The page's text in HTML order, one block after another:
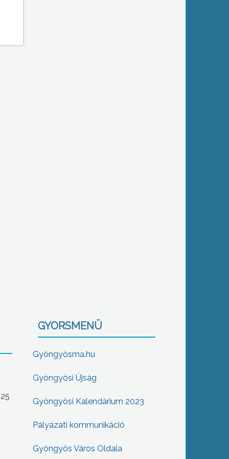
GYORSMENÜ
Gyöngyösma.hu
Gyöngyösi Újság
Gyöngyösi Kalendárium 2023
Pályázati kommunikáció
Gyöngyös Város Oldala